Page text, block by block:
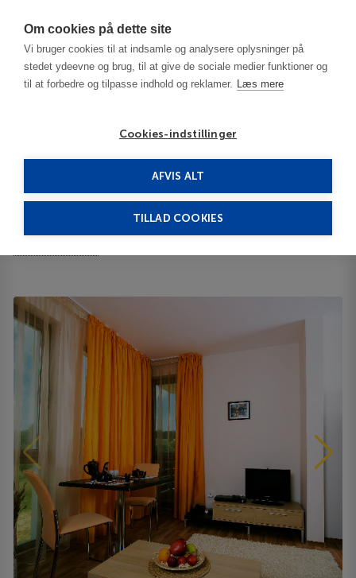
Om cookies på dette site
Vi bruger cookies til at indsamle og analysere oplysninger på
stedet ydeevne og brug, til at give de sociale medier funktioner og
til at forbedre og tilpasse indhold og reklamer. Læs mere
Cookies-indstillinger
AFVIS ALT
TILLAD COOKIES
Gabrovo Hills 3***
Gabrovo Hills